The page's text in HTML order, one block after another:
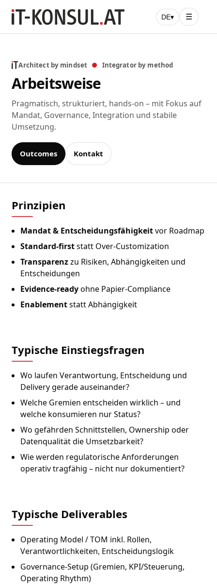
DE▾ ☰
Architect by mindset ● Integrator by method
Arbeitsweise
Pragmatisch, strukturiert, hands-on – mit Fokus auf
Mandat, Governance, Integration und stabile
Umsetzung.
Outcomes Kontakt
Prinzipien
Mandat & Entscheidungsfähigkeitvor Roadmap
Standard-firststatt Over-Customization
Transparenzzu Risiken, Abhängigkeiten und
Entscheidungen
Evidence-readyohne Papier-Compliance
Enablementstatt Abhängigkeit
Typische Einstiegsfragen
Wo laufen Verantwortung, Entscheidung und
Delivery gerade auseinander?
Welche Gremien entscheiden wirklich – und
welche konsumieren nur Status?
Wo gefährden Schnittstellen, Ownership oder
Datenqualität die Umsetzbarkeit?
Wie werden regulatorische Anforderungen
operativ tragfähig – nicht nur dokumentiert?
Typische Deliverables
Operating Model / TOM inkl. Rollen,
Verantwortlichkeiten, Entscheidungslogik
Governance-Setup (Gremien, KPI/Steuerung,
Operating Rhythm)